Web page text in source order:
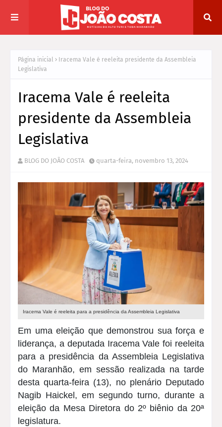
Página inicial
Iracema Vale é reeleita presidente da Assembleia
Legislativa
Iracema Vale é reeleita
presidente da Assembleia
Legislativa
BLOG DO JOÃO COSTA quarta-feira, novembro 13, 2024
Iracema Vale é reeleita para a presidência da Assembleia Legislativa
Em uma eleição que demonstrou sua força e
liderança, a deputada Iracema Vale foi reeleita
para a presidência da Assembleia Legislativa
do Maranhão, em sessão realizada na tarde
desta quarta-feira (13), no plenário Deputado
Nagib Haickel, em segundo turno, durante a
eleição da Mesa Diretora do 2º biênio da 20ª
legislatura.